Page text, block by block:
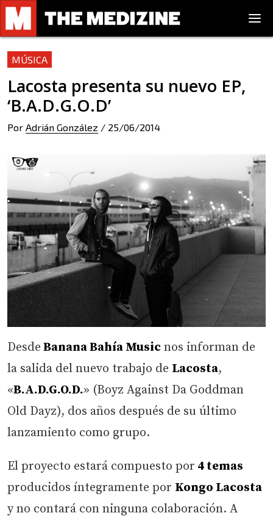
MÚSICA
Lacosta presenta su nuevo EP,
‘B.A.D.G.O.D’
Por Adrián González / 25/06/2014
Desde Banana Bahía Music nos informan de
la salida del nuevo trabajo de Lacosta,
«B.A.D.G.O.D.» (Boyz Against Da Goddman
Old Dayz), dos años después de su último
lanzamiento como grupo.
El proyecto estará compuesto por 4 temas
producidos íntegramente por Kongo Lacosta
y no contará con ninguna colaboración. A